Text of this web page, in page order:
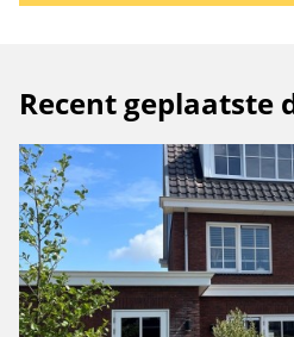
Recent geplaatste